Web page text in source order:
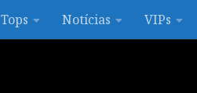
Tops Notícias VIPs